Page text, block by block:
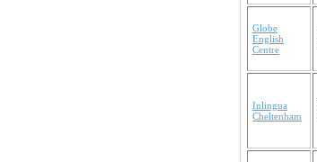
Globe
English
Centre
Inlingua
Chelten­ham